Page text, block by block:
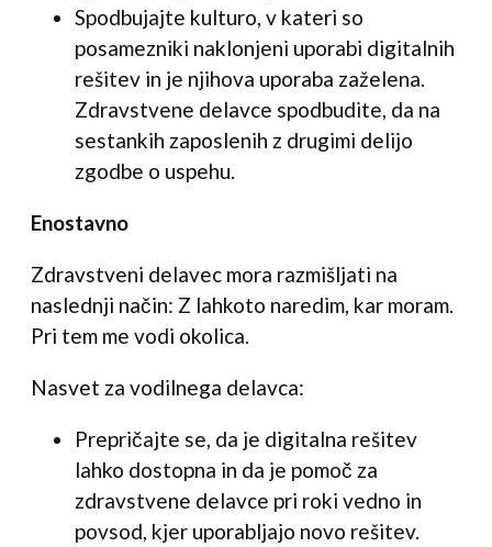
Spodbujajte kulturo, v kateri so
posamezniki naklonjeni uporabi digitalnih
rešitev in je njihova uporaba zaželena.
Zdravstvene delavce spodbudite, da na
sestankih zaposlenih z drugimi delijo
zgodbe o uspehu.
Enostavno
Zdravstveni delavec mora razmišljati na
naslednji način: Z lahkoto naredim, kar moram.
Pri tem me vodi okolica.
Nasvet za vodilnega delavca:
Prepričajte se, da je digitalna rešitev
lahko dostopna in da je pomoč za
zdravstvene delavce pri roki vedno in
povsod, kjer uporabljajo novo rešitev.